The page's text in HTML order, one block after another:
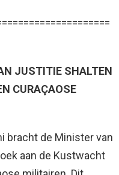
JUSTITIE SHALTEN
CURAÇAOSE
bracht de Minister van
aan de Kustwacht